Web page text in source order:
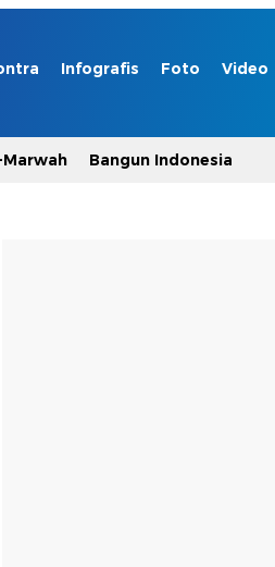
Infografis Foto Video
Bangun Indonesia